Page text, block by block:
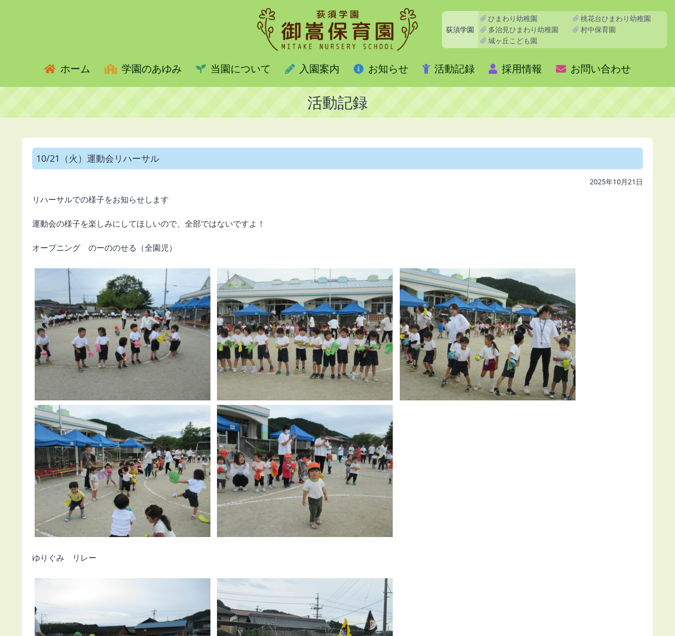
荻須学園
ひまわり幼稚園
桃花台ひまわり幼稚園
多治見ひまわり幼稚園
村中保育園
城ヶ丘こども園
ホーム 学園のあゆみ 当園について 入園案内 お知らせ 活動記録 採用情報 お問い合わせ
活動記録
10/21（火）運動会リハーサル
2025年10月21日
リハーサルでの様子をお知らせします
運動会の様子を楽しみにしてほしいので、全部ではないですよ！
オープニング のーののせる（全園児）
ゆりぐみ リレー